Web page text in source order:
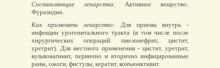
Составляющие лекарства: Активное вещество:
Фуразидин.
Как применять лекарство: Для приема внутрь -
инфекции урогенитального тракта (в том числе после
хирургических операций: пиелонефрит, цистит,
уретрит). Для местного применения - цистит, уретрит,
вульвовагинит, первично и вторично инфицированные
раны, ожоги, фистулы, кератит, конъюнктивит.